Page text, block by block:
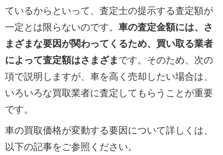
ているからといって、査定士の提示する査定額が
一定とは限らないのです。 車の査定金額には、さ
まざまな要因が関わってくるため、買い取る業者
によって査定額はさまざま です。そのため、次の
項で説明しますが、車を高く売却したい場合は、
いろいろな買取業者に査定してもらうことが重要
です。
車の買取価格が変動する要因について詳しくは、
以下の記事をご参照ください。